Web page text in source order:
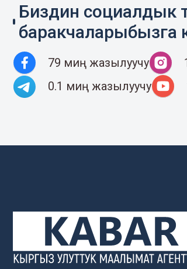
Биздин социалдык
баракчаларыбызга
79 миң жазылуучу
0.1 миң жазылуучу